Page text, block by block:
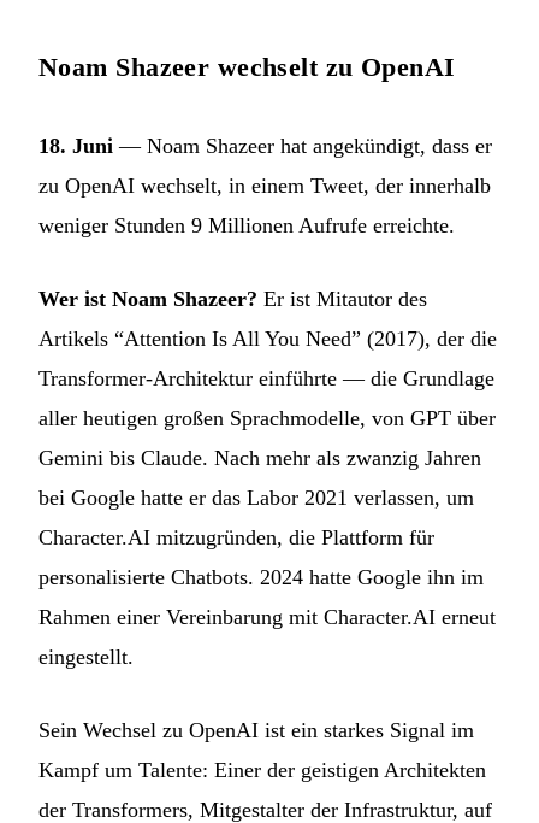
Noam Shazeer wechselt zu OpenAI
18. Juni — Noam Shazeer hat angekündigt, dass er
zu OpenAI wechselt, in einem Tweet, der innerhalb
weniger Stunden 9 Millionen Aufrufe erreichte.
Wer ist Noam Shazeer? Er ist Mitautor des
Artikels “Attention Is All You Need” (2017), der die
Transformer-Architektur einführte — die Grundlage
aller heutigen großen Sprachmodelle, von GPT über
Gemini bis Claude. Nach mehr als zwanzig Jahren
bei Google hatte er das Labor 2021 verlassen, um
Character.AI mitzugründen, die Plattform für
personalisierte Chatbots. 2024 hatte Google ihn im
Rahmen einer Vereinbarung mit Character.AI erneut
eingestellt.
Sein Wechsel zu OpenAI ist ein starkes Signal im
Kampf um Talente: Einer der geistigen Architekten
der Transformers, Mitgestalter der Infrastruktur, auf